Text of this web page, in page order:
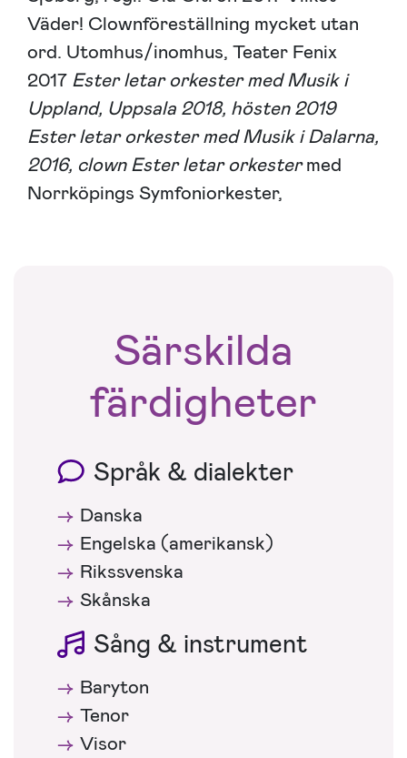
Väder! Clownföreställning mycket utan
ord. Utomhus/inomhus, Teater Fenix
2017 Ester letar orkester med Musik i
Uppland, Uppsala 2018, hösten 2019
Ester letar orkester med Musik i Dalarna,
2016, clown Ester letar orkestermed
Norrköpings Symfoniorkester,
Särskilda
färdigheter
Språk & dialekter
Danska
Engelska (amerikansk)
Rikssvenska
Skånska
Sång & instrument
Baryton
Tenor
Visor